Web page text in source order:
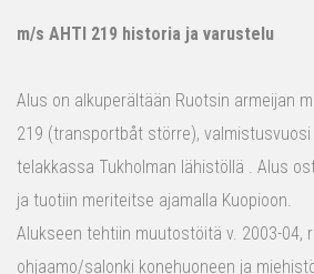
m/s AHTI 219 historia ja varustelu
Alus on alkuperältään Ruotsin armeijan
219 (transportbåt större), valmistusvuosi
telakkassa Tukholman lähistöllä . Alus
ja tuotiin meriteitse ajamalla Kuopioon.
Alukseen tehtiin muutostöitä v. 2003-04,
ohjaamo/salonki konehuoneen ja